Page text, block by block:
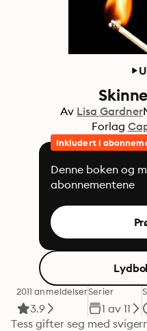
Av Lisa Gardner
Forlag
Inkludert i
Denne boken og
abonnementene
2011 anmeldelser
3.9
Serier
1 av 11
Tess gifter seg med